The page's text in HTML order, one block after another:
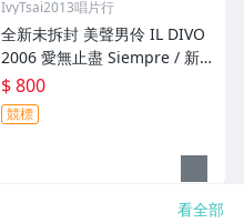
IvyTsai2013唱片行
全新未拆封 美聲男伶 IL DIVO
2006 愛無止盡 Siempre / 新
力博德曼 台灣紙盒版專輯 CD
附中文歌詞
$ 800
競標
看全部